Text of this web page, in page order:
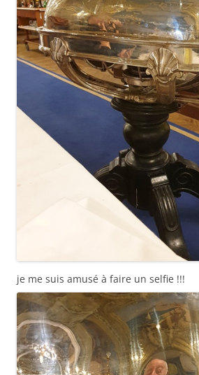
je me suis amusé à faire un selfie !!!